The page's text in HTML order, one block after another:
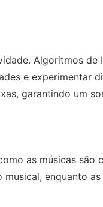
Algoritmos de
e experimentar
garantindo um
as músicas são
enquanto